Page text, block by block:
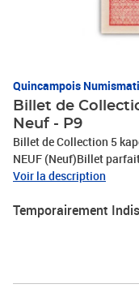
Quincampois
Billet de
Neuf - P9
Billet de Collection 5
NEUF (Neuf)Billet
jamais été manipulé et
Voir la description
Temporairement